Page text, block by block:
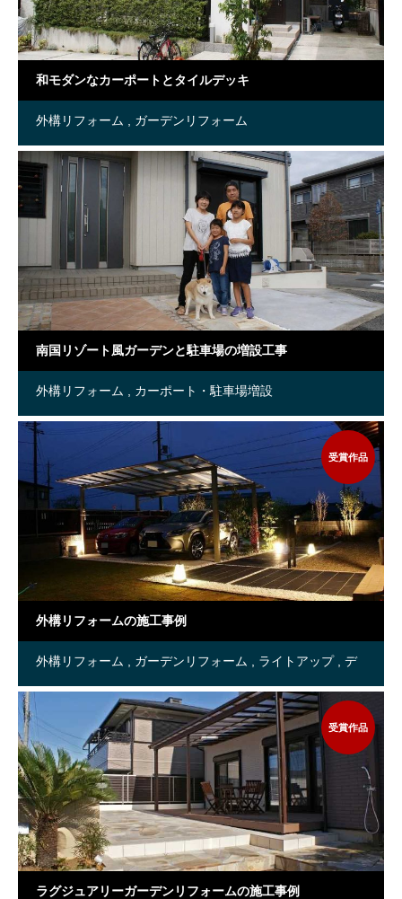
和モダンなカーポートとタイルデッキ
外構リフォーム ガーデンリフォーム
南国リゾート風ガーデンと駐車場の増設工事
外構リフォーム カーポート・駐車場増設
受賞作品
外構リフォームの施工事例
外構リフォーム ガーデンリフォーム ライトアップ デ
ザインコンテスト受賞作品
受賞作品
ラグジュアリーガーデンリフォームの施工事例